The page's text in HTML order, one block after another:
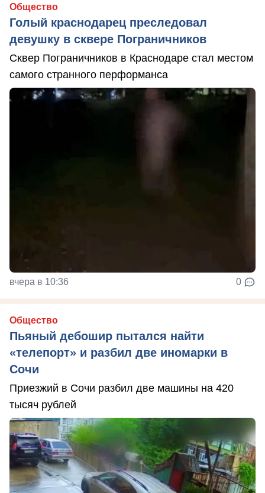
Общество
Голый краснодарец преследовал
девушку в сквере Пограничников
Сквер Пограничников в Краснодаре стал местом
самого странного перформанса
вчера в 10:36 0
Общество
Пьяный дебошир пытался найти
«телепорт» и разбил две иномарки в
Сочи
Приезжий в Сочи разбил две машины на 420
тысяч рублей